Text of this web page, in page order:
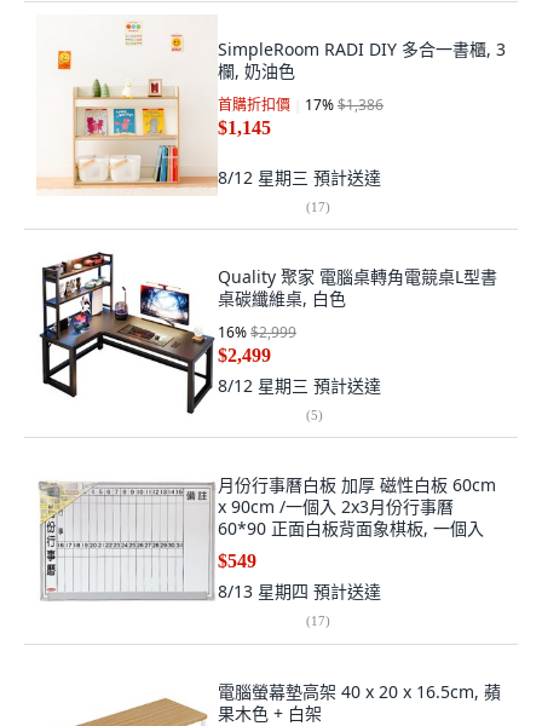
SimpleRoom RADI DIY 多合一書櫃, 3
欄, 奶油色
首購折扣價 17%$1,386
$1,145
8/12 星期三 預計送達
(17)
Quality 聚家 電腦桌轉角電競桌L型書
桌碳纖維桌, 白色
16%$2,999
$2,499
8/12 星期三 預計送達
(5)
月份行事曆白板 加厚 磁性白板 60cm
x 90cm /一個入 2x3月份行事曆
60*90 正面白板背面象棋板, 一個入
$549
8/13 星期四 預計送達
(17)
電腦螢幕墊高架 40 x 20 x 16.5cm, 蘋
果木色 + 白架